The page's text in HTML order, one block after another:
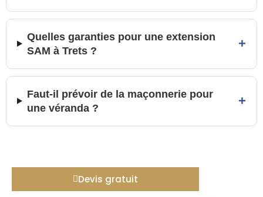
Quelles garanties pour une extension
SAM à Trets ?
+
Faut-il prévoir de la maçonnerie pour
une véranda ?
+
Devis gratuit